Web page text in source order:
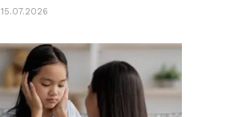
15.07.2026